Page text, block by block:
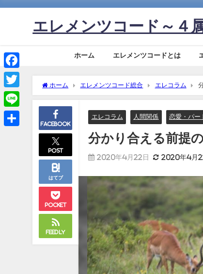
エレメンツコード～４
ホーム エレメンツコードとは
ホーム エレメンツコード総合 エレコラム
Facebook
post
はてブ
Pocket
Feedly
エレコラム 人間関係 恋愛・パー
分かり合える前提
2020年4月22日 2020年4月
Facebook
Twitter
Line